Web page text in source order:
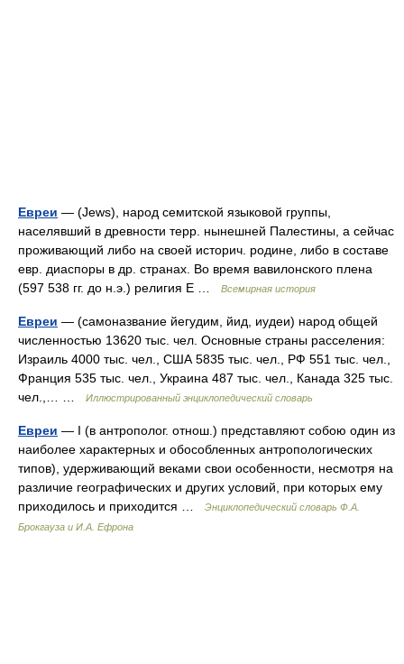
Евреи — (Jews), народ семитской языковой группы,
населявший в древности терр. нынешней Палестины, а сейчас
проживающий либо на своей историч. родине, либо в составе
евр. диаспоры в др. странах. Во время вавилонского плена
(597 538 гг. до н.э.) религия Е …
Всемирная история
Евреи — (самоназвание йегудим, йид, иудеи) народ общей
численностью 13620 тыс. чел. Основные страны расселения:
Израиль 4000 тыс. чел., США 5835 тыс. чел., РФ 551 тыс. чел.,
Франция 535 тыс. чел., Украина 487 тыс. чел., Канада 325 тыс.
чел.,… …
Иллюстрированный энциклопедический словарь
Евреи — I (в антрополог. отнош.) представляют собою один из
наиболее характерных и обособленных антропологических
типов), удерживающий веками свои особенности, несмотря на
различие географических и других условий, при которых ему
приходилось и приходится …
Энциклопедический словарь Ф.А.
Брокгауза и И.А. Ефрона